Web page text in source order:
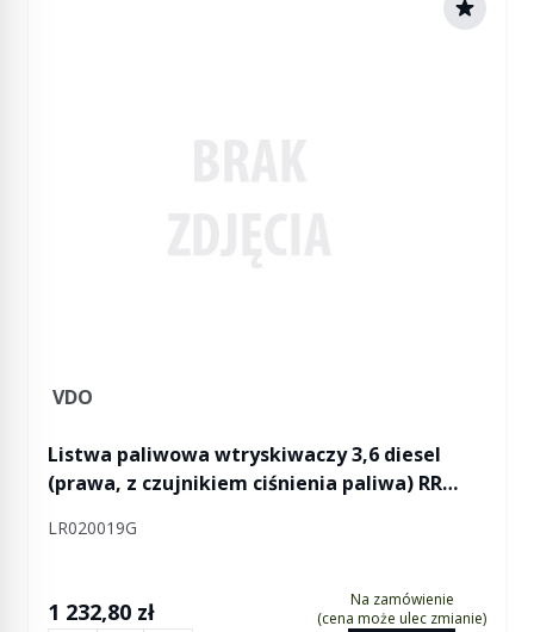
VDO
Listwa paliwowa wtryskiwaczy 3,6 diesel
(prawa, z czujnikiem ciśnienia paliwa) RR
LR020019G
1 232,80 zł
Na zamówienie
(cena może ulec zmianie)